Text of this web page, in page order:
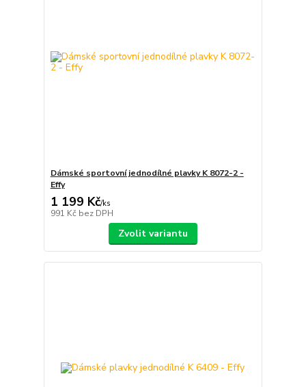
Dámské sportovní jednodílné plavky K 8072-2 -
Effy
1 199 Kč/ks
991 Kč bez DPH
Zvolit variantu